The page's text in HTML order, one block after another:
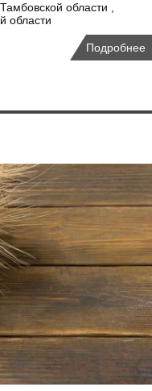
области ,
области
Подробнее